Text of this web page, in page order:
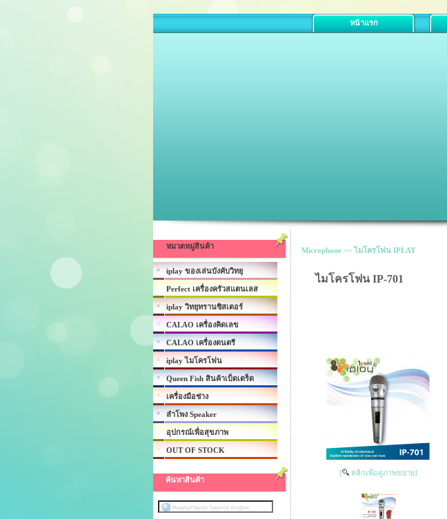
หน้าแรก
หมวดหมู่สินค้า
iplay ของเล่นบังคับวิทยุ
Perfect เครื่องครัวสแตนเลส
iplay วิทยุทรานซิสเตอร์
CALAO เครื่องคิดเลข
CALAO เครื่องดนตรี
iplay ไมโครโฟน
Queen Fish สินค้าเบ็ดเตร็ด
เครื่องมือช่าง
ลำโพง Speaker
อุปกรณ์เพื่อสุขภาพ
OUT OF STOCK
ค้นหาสินค้า
Microphone >> ไมโครโฟน IPLAY
ไมโครโฟน IP-701
[ คลิกเพื่อดูภาพขยาย]